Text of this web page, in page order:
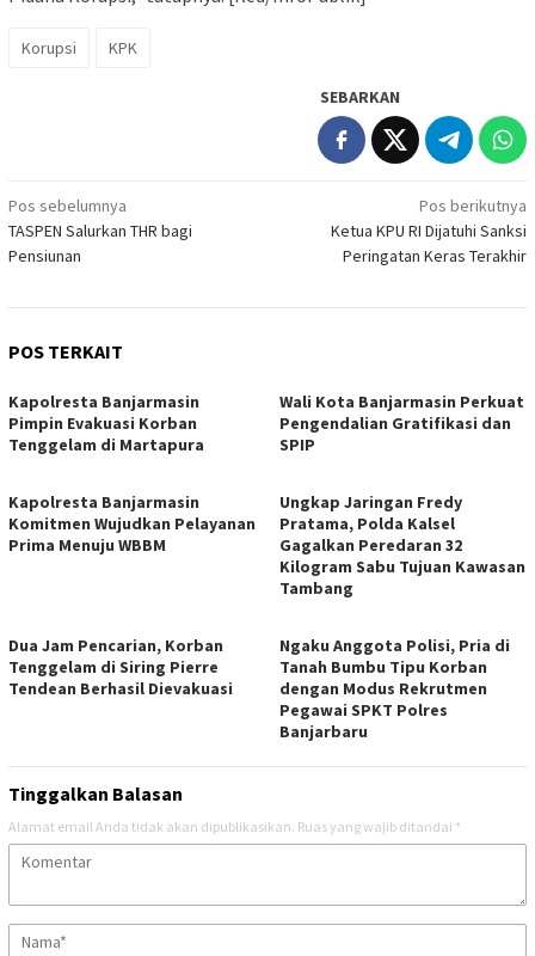
Korupsi KPK
SEBARKAN
Navigasi
pos
Pos sebelumnya
TASPEN Salurkan THR bagi
Pensiunan
Pos berikutnya
Ketua KPU RI Dijatuhi Sanksi
Peringatan Keras Terakhir
POS TERKAIT
Kapolresta Banjarmasin
Pimpin Evakuasi Korban
Tenggelam di Martapura
Wali Kota Banjarmasin Perkuat
Pengendalian Gratifikasi dan
SPIP
Kapolresta Banjarmasin
Komitmen Wujudkan Pelayanan
Prima Menuju WBBM
Ungkap Jaringan Fredy
Pratama, Polda Kalsel
Gagalkan Peredaran 32
Kilogram Sabu Tujuan Kawasan
Tambang
Dua Jam Pencarian, Korban
Tenggelam di Siring Pierre
Tendean Berhasil Dievakuasi
Ngaku Anggota Polisi, Pria di
Tanah Bumbu Tipu Korban
dengan Modus Rekrutmen
Pegawai SPKT Polres
Banjarbaru
Tinggalkan Balasan
Alamat email Anda tidak akan dipublikasikan. Ruas yang wajib ditandai *